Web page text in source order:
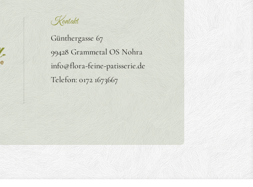
Kontakt
Günthergasse 67
99428 Grammetal OS Nohra
info@flora-feine-patisserie.de
Telefon: 0172 1673667